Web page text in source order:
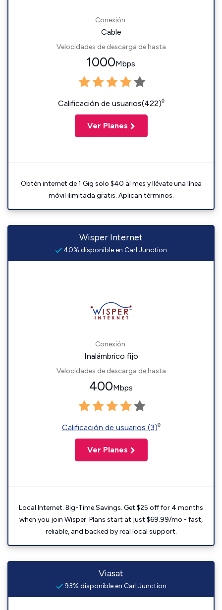
Conexión:
Cable
Velocidades de descarga de hasta
1000Mbps
Calificación de usuarios(422)◊
Ver Planes
Obtén internet de 1 Gig solo $40 al mes y llévate una línea
móvil ilimitada gratis. Aplican términos.
Wisper Internet
40% disponible en Carl Junction
Conexión:
Inalámbrico fijo
Velocidades de descarga de hasta
400Mbps
Calificación de usuarios (3)◊
Ver Planes
Local Internet. Big-Time Savings. Get $25 off for 4 months
when you join Wisper. Plans start at just $69.99/mo - fast,
reliable, and backed by real local support.
Viasat
93% disponible en Carl Junction